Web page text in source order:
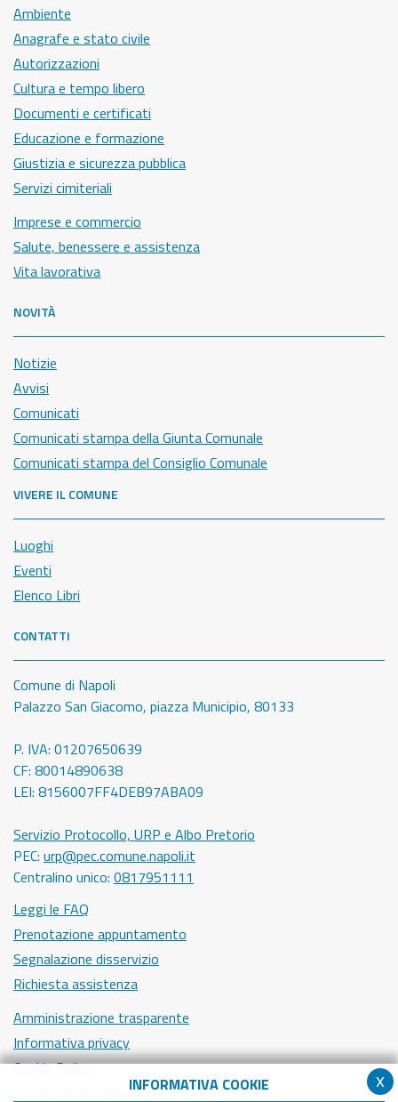
x
INFORMATIVA COOKIE
Ambiente
Anagrafe e stato civile
Autorizzazioni
Cultura e tempo libero
Documenti e certificati
Educazione e formazione
Giustizia e sicurezza pubblica
Servizi cimiteriali
Imprese e commercio
Salute, benessere e assistenza
Vita lavorativa
NOVITÀ
Notizie
Avvisi
Comunicati
Comunicati stampa della Giunta Comunale
Comunicati stampa del Consiglio Comunale
VIVERE IL COMUNE
Luoghi
Eventi
Elenco Libri
CONTATTI
Comune di Napoli
Palazzo San Giacomo, piazza Municipio, 80133
P. IVA: 01207650639
CF: 80014890638
LEI: 8156007FF4DEB97ABA09
Servizio Protocollo, URP e Albo Pretorio
PEC: urp@pec.comune.napoli.it
Centralino unico: 0817951111
Leggi le FAQ
Prenotazione appuntamento
Segnalazione disservizio
Richiesta assistenza
Amministrazione trasparente
Informativa privacy
Cookie Policy